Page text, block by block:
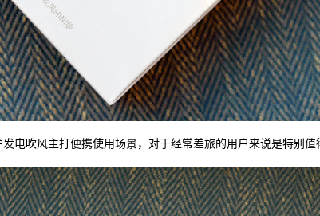
电吹风主打便携使用场景，对于经常差旅的用户来说是特别值